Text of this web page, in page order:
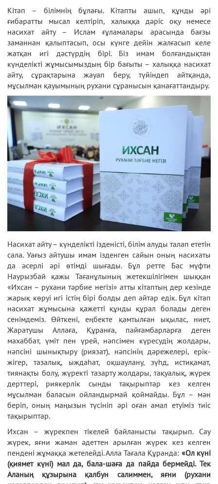
Кітап – білімнің бұлағы. Кітапты ашып, құнды әрі
ғибаратты мысал келтіріп, халыққа дәріс оқу немесе
насихат айту – Ислам ғұламалары арасында бағзы
заманнан қалыптасып, осы күнге дейін жалғасып келе
жатқан игі дәстүрдің бірі. Біз имам болғандықтан
күнделікті жұмысымыздың бір бағыты – халыққа насихат
айту, сұрақтарына жауап беру, түйіндеп айтқанда,
мұсылман қауымының рухани сұранысын қанағаттандыру.
Насихат айту – күнделікті ізденісті, білім алуды талап ететін
сала. Уағыз айтушы имам ізденген сайын оның насихаты
да әсерлі әрі өтімді шығады. Бұл ретте Бас мүфти
Наурызбай қажы Тағанұлының жетекшілігімен шыққан
«Ихсан – рухани тәрбие негізі» атты кітаптың дер кезінде
жарық көруі игі істің бірі болды деп айтар едік. Бұл кітап
насихат жұмысына қажетті құнды құрал болады деген
сенімдеміз. Өйткені, еңбекте қамтылған ықылас, ниет,
Жаратушы Аллаға, Құранға, пайғамбарларға деген
махаббат, үміт пен үрей, нәпсімен күресудің жолдары,
нәпсіні шынықтыру (риязат), нәпсінің дәрежелері, ерік-
жігер, тазалық, ыждаһат, оқшаулану, зүһд, истиқамат,
тиянақты болу, жүректі тазарту жолдары, тақуалық, жүрек
дерттері, риякерлік сынды тақырыптар кез келген
мұсылман баласын ойландырмай қоймайды. Бұл – мән
беріп, оның маңызын түсініп әрі оған амал етуіміз тиіс
тақырыптар.
Ихсан – жүрекпен тікелей байланысты тақырып. Сау
жүрек, яғни жаман әдеттен арылған жүрек кез келген
пендені жұмаққа жетелейді. Алла Тағала Құранда: «Ол күні
(қиямет күні) мал да, бала-шаға да пайда бермейді. Тек
Аланың құзырына қалбун салиммен, яғни (рухани